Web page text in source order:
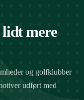
mere
og golfklubber
udført med